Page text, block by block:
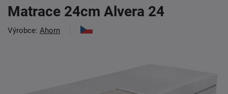
Matrace 24cm Alvera 24
Výrobce: Ahorn